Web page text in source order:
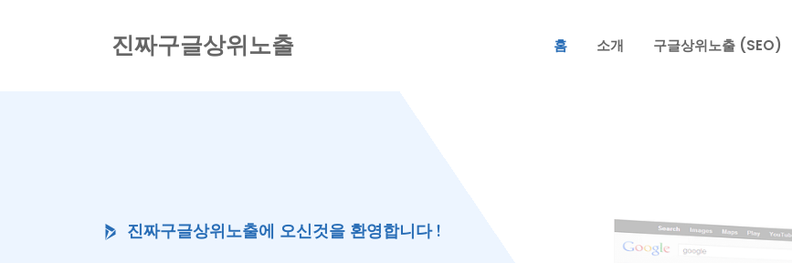
진짜구글상위노출 홈 소개 구글상위노출 (SEO)
진짜구글상위노출에 오신것을 환영합니다 !